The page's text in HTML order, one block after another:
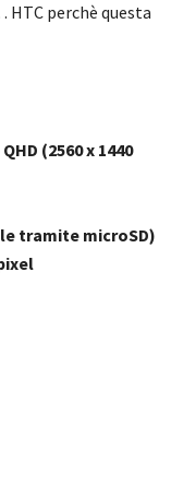
perchè questa
(2560 x 1440
tramite microSD)